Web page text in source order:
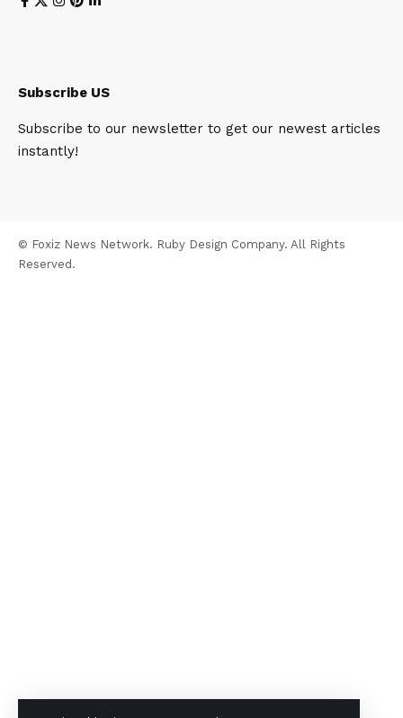
Subscribe US
Subscribe to our newsletter to get our newest articles
instantly!
© Foxiz News Network. Ruby Design Company. All Rights
Reserved.